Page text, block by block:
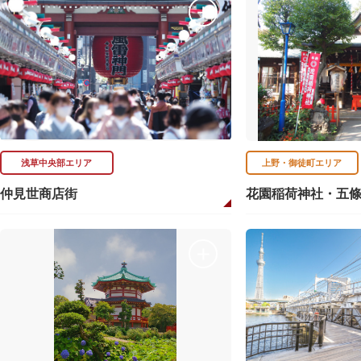
浅草中央部エリア
仲見世商店街
上野・御徒町エリア
花園稲荷神社・五